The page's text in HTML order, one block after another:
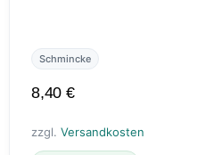
Schmincke
8,40€
zzgl. Versandkosten